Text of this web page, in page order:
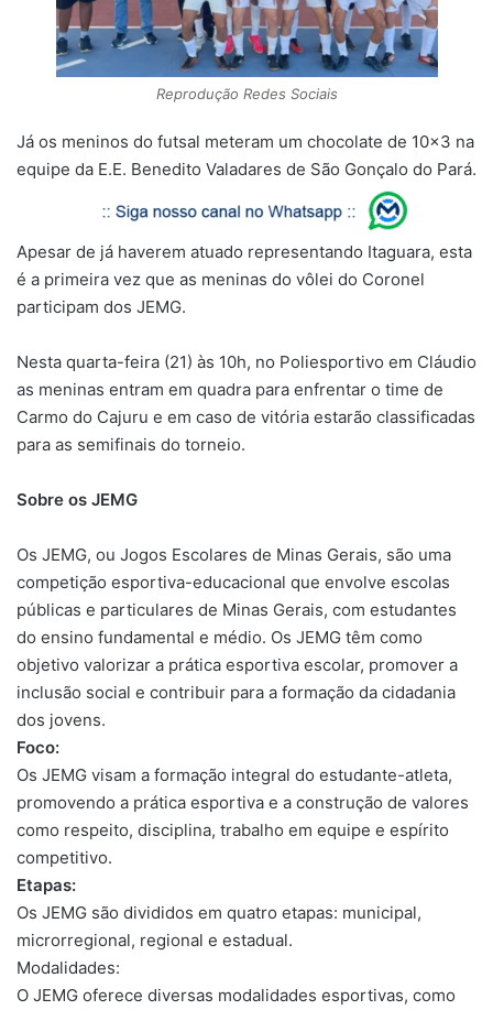
Reprodução Redes Sociais
Já os meninos do futsal meteram um chocolate de 10×3 na
equipe da E.E. Benedito Valadares de São Gonçalo do Pará.
Apesar de já haverem atuado representando Itaguara, esta
é a primeira vez que as meninas do vôlei do Coronel
participam dos JEMG.
Nesta quarta-feira (21) às 10h, no Poliesportivo em Cláudio
as meninas entram em quadra para enfrentar o time de
Carmo do Cajuru e em caso de vitória estarão classificadas
para as semifinais do torneio.
Sobre os JEMG
Os JEMG, ou Jogos Escolares de Minas Gerais, são uma
competição esportiva-educacional que envolve escolas
públicas e particulares de Minas Gerais, com estudantes
do ensino fundamental e médio. Os JEMG têm como
objetivo valorizar a prática esportiva escolar, promover a
inclusão social e contribuir para a formação da cidadania
dos jovens.
Foco:
Os JEMG visam a formação integral do estudante-atleta,
promovendo a prática esportiva e a construção de valores
como respeito, disciplina, trabalho em equipe e espírito
competitivo.
Etapas:
Os JEMG são divididos em quatro etapas: municipal,
microrregional, regional e estadual.
Modalidades:
O JEMG oferece diversas modalidades esportivas, como